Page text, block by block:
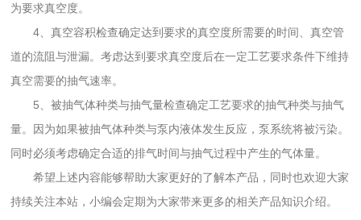
为要求真空度。
4、真空容积检查确定达到要求的真空度所需要的时间、真空管
道的流阻与泄漏。考虑达到要求真空度后在一定工艺要求条件下维持
真空需要的抽气速率。
5、被抽气体种类与抽气量检查确定工艺要求的抽气种类与抽气
量。因为如果被抽气体种类与泵内液体发生反应，泵系统将被污染。
同时必须考虑确定合适的排气时间与抽气过程中产生的气体量。
希望上述内容能够帮助大家更好的了解本产品，同时也欢迎大家
持续关注本站，小编会定期为大家带来更多的相关产品知识介绍。